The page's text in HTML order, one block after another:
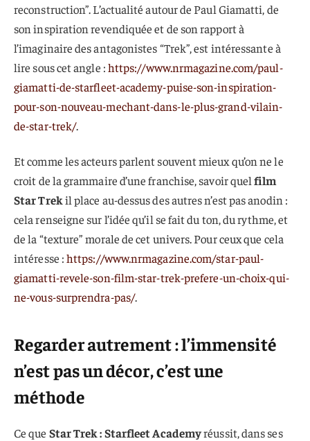
reconstruction”. L’actualité autour de Paul Giamatti, de
son inspiration revendiquée et de son rapport à
l’imaginaire des antagonistes “Trek”, est intéressante à
lire sous cet angle :https://www.nrmagazine.com/paul-
giamatti-de-starfleet-academy-puise-son-inspiration-
pour-son-nouveau-mechant-dans-le-plus-grand-vilain-
de-star-trek/.
Et comme les acteurs parlent souvent mieux qu’on ne le
croit de la grammaire d’une franchise, savoir quelfilm
Star Trekil place au-dessus des autres n’est pas anodin :
cela renseigne sur l’idée qu’il se fait du ton, du rythme, et
de la “texture” morale de cet univers. Pour ceux que cela
intéresse :https://www.nrmagazine.com/star-paul-
giamatti-revele-son-film-star-trek-prefere-un-choix-qui-
ne-vous-surprendra-pas/.
Regarder autrement : l’immensité
n’est pas un décor, c’est une
méthode
Ce que Star Trek : Starfleet Academyréussit, dans ses